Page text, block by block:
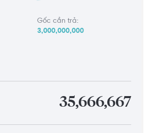
Gốc cần trả:
3,000,000,000
35,666,667